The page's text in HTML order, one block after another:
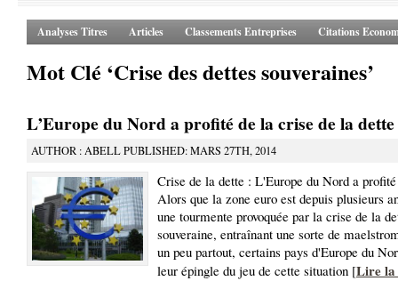
Analyses Titres Articles Classements Entreprises Citations
Mot Clé ‘Crise des dettes souveraines’
L’Europe du Nord a profité de la crise de la dette
AUTHOR : ABELL PUBLISHED: MARS 27TH, 2014
Crise de la dette : L'Europe du Nord a
Alors que la zone euro est depuis plusieurs
une tourmente provoquée par la crise de la
souveraine, entraînant une sorte de
un peu partout, certains pays d'Europe du
leur épingle du jeu de cette situation [Lire la